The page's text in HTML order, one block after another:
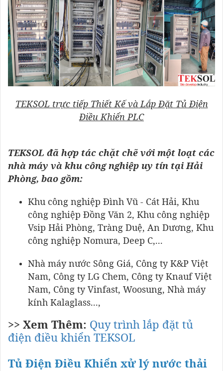
TEKSOL trực tiếp Thiết Kế và Lắp Đặt Tủ Điện
Điều Khiển PLC
TEKSOL đã hợp tác chặt chẽ với một loạt các
nhà máy và khu công nghiệp uy tín tại Hải
Phòng, bao gồm:
Khu công nghiệp Đình Vũ - Cát Hải, Khu
công nghiệp Đồng Văn 2, Khu công nghiệp
Vsip Hải Phòng, Tràng Duệ, An Dương, Khu
công nghiệp Nomura, Deep C,...
Nhà máy nước Sông Giá, Công ty K&P Việt
Nam, Công ty LG Chem, Công ty Knauf Việt
Nam, Công ty Vinfast, Woosung, Nhà máy
kính Kalaglass...,
>> Xem Thêm: Quy trình lắp đặt tủ
điện điều khiển TEKSOL
Tủ Điện Điều Khiển xử lý nước thải